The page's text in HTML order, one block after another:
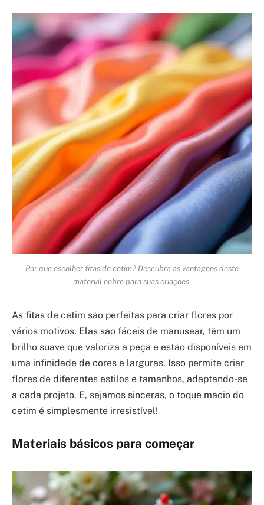
Por que escolher fitas de cetim? Descubra as vantagens deste
material nobre para suas criações.
As fitas de cetim são perfeitas para criar flores por
vários motivos. Elas são fáceis de manusear, têm um
brilho suave que valoriza a peça e estão disponíveis em
uma infinidade de cores e larguras. Isso permite criar
flores de diferentes estilos e tamanhos, adaptando-se
a cada projeto. E, sejamos sinceras, o toque macio do
cetim é simplesmente irresistível!
Materiais básicos para começar